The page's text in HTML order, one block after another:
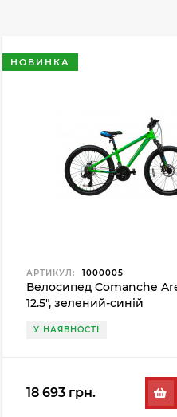
НОВИНКА
АРТИКУЛ: 1000005
Велосипед Comanche
12.5", зелений-синій
У НАЯВНОСТІ
18 693 грн.